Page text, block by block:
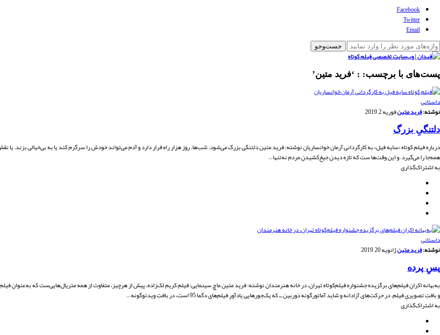
Facebook
Twitter
Email
پست‌های با برچسب: : ‘فرید متین’
داستانی
نوشته:فرید متینفوریه 2, 2019
دلتنگیِ بزرگ
درباره فیلم کوتاه «سایه فیل» به کارگردانی آرمان خوانساریان نوشته: فرید متین دلتنگی بزرگ می‌شود. شب‌ها. روز هزار راهِ فرار دارد و آدم می‌تواند خودش را سرگرم کند یا به بی‌خیالی بزند.
همه‌جا را می‌گیرد. و این ‌وقت‌ها ست که تازه دیدنِ جیغ‌کشیدنِ مردم نه‌تنها…
به اشتراک‌گذاری
داستانی
نوشته:فرید متینژانویه 20, 2019
پسِ پرده
به‌بهانه اکرانِ فیلم‌های برگزیده جشنواره فیلم‌کوتاه تهران، در خانه هنرمندان نوشته: فرید متین ماچِ سینمایی: فیلمِ کریم لک‌زاده، پیش از هرچیز، متفاوت از همه متریال‌هایی‌ست که
و بافتِ تصویریِ فیلم. در حرکت‌های آزادانه و شاید آماتورگونه دوربین ــ که یک‌جورهایی یادآورِ فیلم‌های دگما 95 است، در بافتِ ویدئوگونه…
به اشتراک‌گذاری